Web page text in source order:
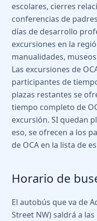
escolares, cierres
conferencias de
días de desarrollo
excursiones en la
manualidades,
Las excursiones de
participantes de
plazas restantes se
tiempo completo de
excursión. SI quedan
eso, se ofrecen a los
de OCA en la lista de
Horario de
El autobús que va de
Street NW) saldrá a las